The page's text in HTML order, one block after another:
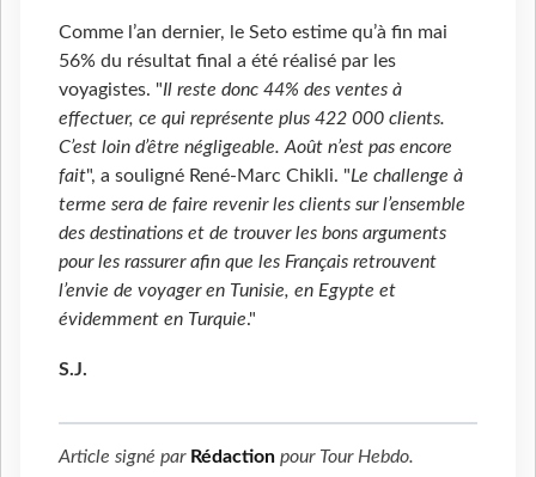
Comme l’an dernier, le Seto estime qu’à fin mai
56% du résultat final a été réalisé par les
voyagistes. "Il reste donc 44% des ventes à
effectuer, ce qui représente plus 422 000 clients.
C’est loin d’être négligeable. Août n’est pas encore
fait", a souligné René-Marc Chikli. "Le challenge à
terme sera de faire revenir les clients sur l’ensemble
des destinations et de trouver les bons arguments
pour les rassurer afin que les Français retrouvent
l’envie de voyager en Tunisie, en Egypte et
évidemment en Turquie."
S.J.
Article signé par Rédaction pour Tour Hebdo.